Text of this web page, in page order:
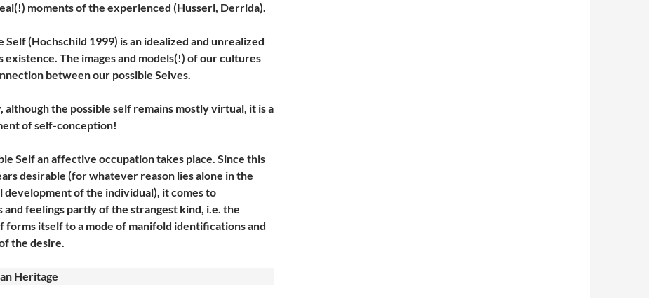
moments of the experienced (Husserl, Derrida).
Self (Hochschild 1999) is an idealized and unrealized
existence. The images and models(!) of our cultures
between our possible Selves.
although the possible self remains mostly virtual, it is a
of self-conception!
Self an affective occupation takes place. Since this
desirable (for whatever reason lies alone in the
development of the individual), it comes to
and feelings partly of the strangest kind, i.e. the
forms itself to a mode of manifold identifications and
the desire.
Heritage